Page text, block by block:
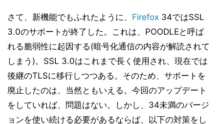
さて、新機能でもふれたように、 Firefox 34ではSSL
3.0のサポートが終了した。これは、POODLEと呼ば
れる脆弱性に起因する(暗号化通信の内容が解読されて
しまう)。SSL 3.0はこれまで長く使用され、現在では
後継のTLSに移行しつつある。そのため、サポートを
廃止したのは、当然ともいえる。今回のアップデート
をしていれば、問題はない。しかし、34未満のバージ
ョンを使い続ける必要があるならば、以下の対策をし